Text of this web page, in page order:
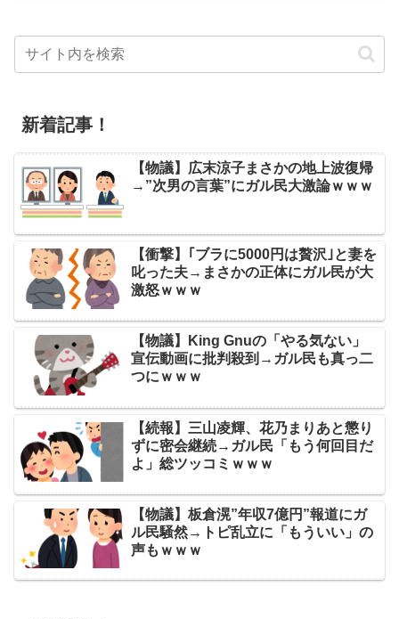
新着記事！
【物議】広末涼子まさかの地上波復帰
→”次男の言葉”にガル民大激論ｗｗｗ
【衝撃】｢ブラに5000円は贅沢｣と妻を
叱った夫→まさかの正体にガル民が大
激怒ｗｗｗ
【物議】King Gnuの「やる気ない」
宣伝動画に批判殺到→ガル民も真っ二
つにｗｗｗ
【続報】三山凌輝、花乃まりあと懲り
ずに密会継続→ガル民「もう何回目だ
よ」総ツッコミｗｗｗ
【物議】板倉滉”年収7億円”報道にガ
ル民騒然→トピ乱立に「もういい」の
声もｗｗｗ